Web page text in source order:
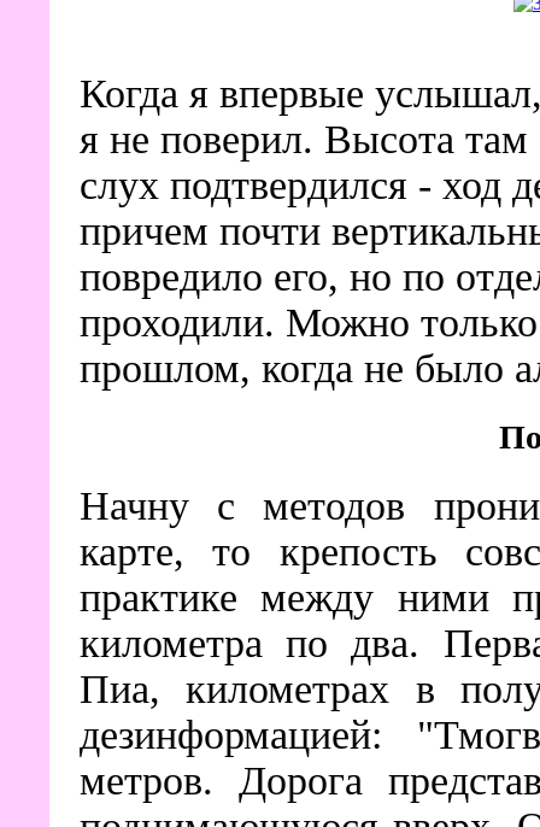
Когда я впервые
я не поверил. Высота
слух подтвердился - ход
причем почти
повредило его, но по
проходили. Можно только
прошлом, когда не было
Начну с методов
карте, то крепость
практике между ними
километра по два.
Пиа, километрах в
дезинформацией:
метров. Дорога